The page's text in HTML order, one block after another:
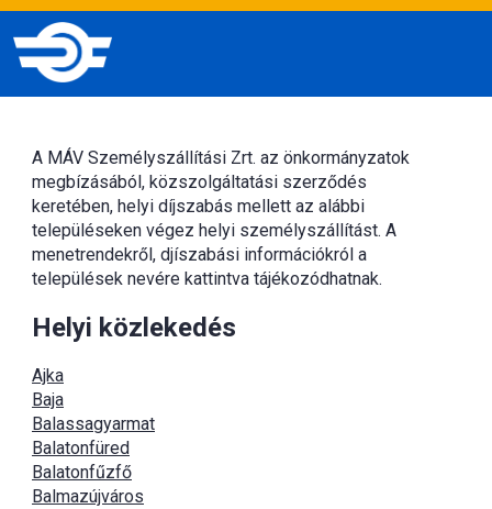
A MÁV Személyszállítási Zrt. az önkormányzatok
megbízásából, közszolgáltatási szerződés
keretében, helyi díjszabás mellett az alábbi
településeken végez helyi személyszállítást. A
menetrendekről, djíszabási információkról a
települések nevére kattintva tájékozódhatnak.
Helyi közlekedés
Ajka
Baja
Balassagyarmat
Balatonfüred
Balatonfűzfő
Balmazújváros